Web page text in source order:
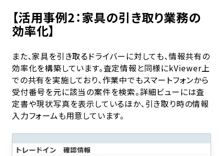
【活用事例2：家具の引き取り業務の
効率化】
また、家具を引き取るドライバーに対しても、情報共有の
効率化を構築しています。査定情報と同様にkViewer上
での共有を実施しており、作業中でもスマートフォンから
受付番号を元に該当の案件を検索。詳細ビューには査
定書や現状写真を表示しているほか、引き取り時の情報
入力フォームも用意しています。